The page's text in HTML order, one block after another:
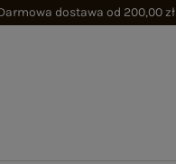
dostawa od 200,00 zł